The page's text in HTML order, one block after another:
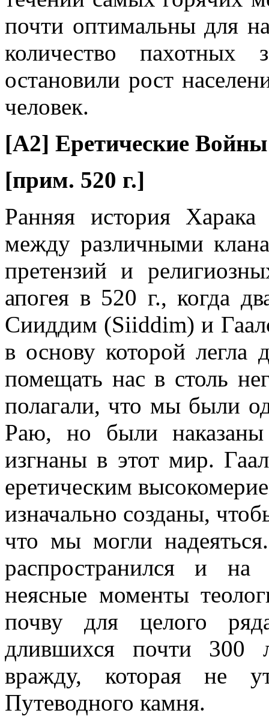
почти оптимальны для
количество пахотных
остановили рост
человек.
[A2] Еретические
[прим. 520 г.]
Ранняя история
между различными
претензий и
апогея в 520 г., когда
Сииддим (Siiddim) и
в основу которой легла
помещать нас в столь
полагали, что мы были
Раю, но были
изгнаны в этот мир.
еретическим
изначально созданы,
что мы могли
распространился и
неясные моменты
почву для целого
длившихся почти 300
вражду, которая не
Путеводного камня.